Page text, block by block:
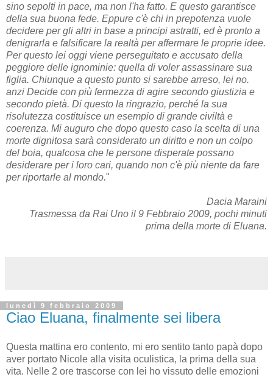
sino sepolti in pace, ma non l'ha fatto. E questo garantisce
della sua buona fede. Eppure c'è chi in prepotenza vuole
decidere per gli altri in base a principi astratti, ed è pronto a
denigrarla e falsificare la realtà per affermare le proprie idee.
Per questo lei oggi viene perseguitato e accusato della
peggiore delle ignominie: quella di voler assassinare sua
figlia. Chiunque a questo punto si sarebbe arreso, lei no.
anzi Decide con più fermezza di agire secondo giustizia e
secondo pietà. Di questo la ringrazio, perché la sua
risolutezza costituisce un esempio di grande civiltà e
coerenza. Mi auguro che dopo questo caso la scelta di una
morte dignitosa sarà considerato un diritto e non un colpo
del boia, qualcosa che le persone disperate possano
desiderare per i loro cari, quando non c'è più niente da fare
per riportarle al mondo."
Dacia Maraini
Trasmessa da Rai Uno il 9 Febbraio 2009, pochi minuti
prima della morte di Eluana.
lunedì 9 febbraio 2009
Ciao Eluana, finalmente sei libera
Questa mattina ero contento, mi ero sentito tanto papà dopo
aver portato Nicole alla visita oculistica, la prima della sua
vita. Nelle 2 ore trascorse con lei ho vissuto delle emozioni